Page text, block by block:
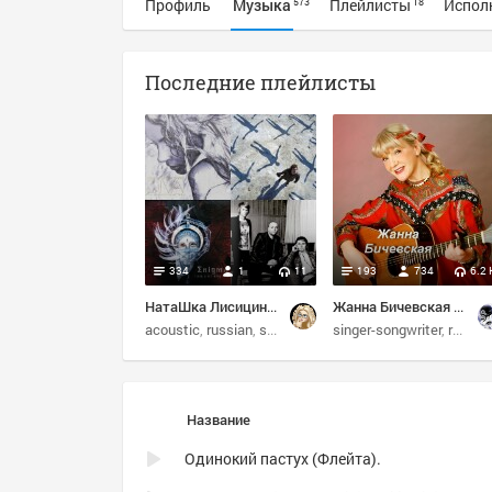
Профиль Музыка Плейлисты
Последние плейлисты
НатаШка Лисицина: Избранное
334 11
1
acoustic russian soul folk
Жанна Бичевская (28 мая 2015 в 12:30)
193 6.2
734
singer-songwriter russian folk
Название
Одинокий пастух (Флейта).